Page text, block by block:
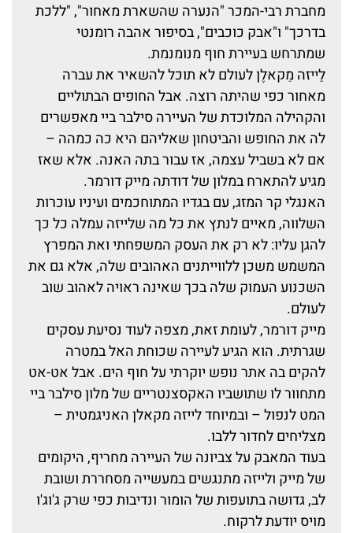
מחברת רבי-המכר "הנערה שהשארת מאחור", "ללכת
בדרכך" ו"אבק כוכבים", בסיפור אהבה רומנטי
שמתרחש בעיירת חוף מנומנמת.
לַייזה מֵקאלֶן לעולם לא תוכל להשאיר את עברה
מאחור כפי שהיתה רוצה. אבל החופים הבתוליים
והקהילה המלוכדת של העיירה סילבר ביי מאפשרים
לה את החופש והביטחון שאליהם היא כה כמהה –
אם לא בשביל עצמה, אז עבור בתה האנה. אלא שאז
מגיע להתארח במלון של דודתה מייק דורמר.
האנגלי קר המזג, עם בגדיו המתוחכמים ועיניו עוכרות
השלווה, מאיים לנתץ את כל מה שלייזה עמלה כל כך
להגן עליו: לא רק את העסק המשפחתי ואת המפרץ
המשמש משכן ללווייתנים האהובים שלה, אלא גם את
השכנוע העמוק שלה בכך שאינה ראויה לאהוב שוב
לעולם.
מייק דורמר, לעומת זאת, מצפה לעוד נסיעת עסקים
שגרתית. הוא הגיע לעיירה שכוחת האל במטרה
להקים בה אתר נופש יוקרתי על חוף הים. אבל אט-אט
מתחוור לו שתושביו האקסצנטריים של מלון סילבר ביי
המט לנפול – ובמיוחד לייזה מקאלן האניגמטית –
מצליחים לחדור ללבו.
בעוד המאבק על צביונה של העיירה מחריף, היקומים
של מייק ולייזה מתנגשים במעשייה מסחררת ושובת
לב, גדושה בתועפות של הומור ונדיבות כפי שרק ג'וג'ו
מויס יודעת לרקוח.